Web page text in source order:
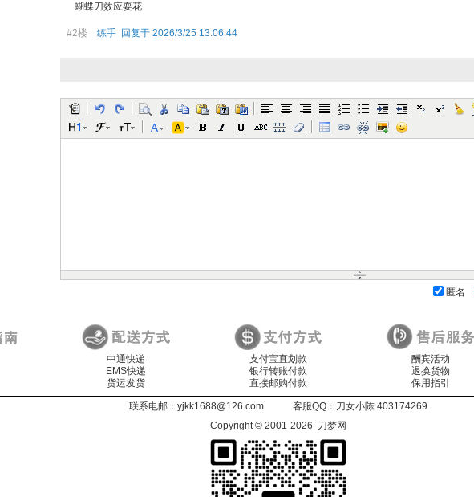
蝴蝶刀效应耍花
#2楼 练手 回复于 2026/3/25 13:06:44
匿名
中通快递
EMS快递
货运发货
支付宝直划款
银行转账付款
直接邮购付款
酬宾活动
退换货物
保用指引
联系电邮： yjkk1688@126.com 客服QQ： 刀女小陈 403174269
Copyright © 2001-2026 刀梦网